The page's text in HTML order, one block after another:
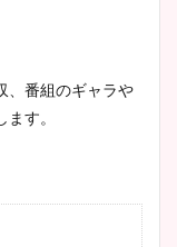
、番組のギャラや
す。